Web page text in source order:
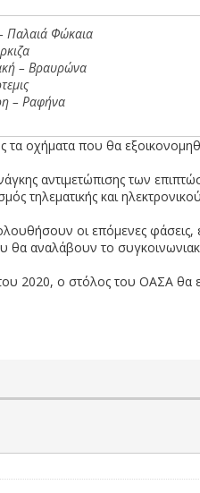
Παλαιά Φώκαια
– Βραυρώνα
– Ραφήνα
τα οχήματα που θα
ανάγκης αντιμετώπισης των
τηλεματικής και
οι επόμενες
θα αναλάβουν το
2020, ο στόλος του ΟΑΣΑ θα